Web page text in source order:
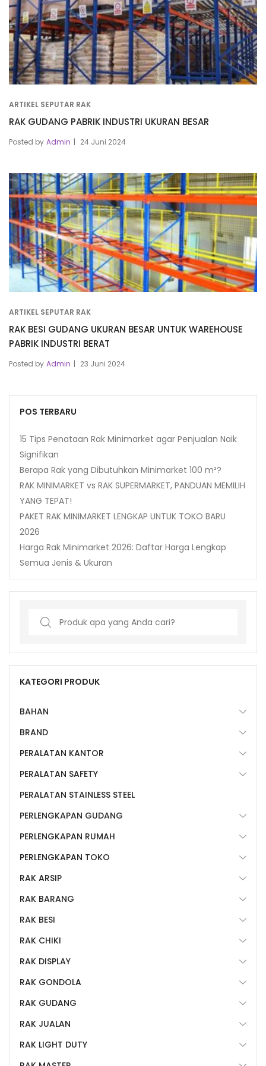
ARTIKEL SEPUTAR RAK
RAK GUDANG PABRIK INDUSTRI UKURAN BESAR
Posted by Admin 24 Juni 2024
ARTIKEL SEPUTAR RAK
RAK BESI GUDANG UKURAN BESAR UNTUK WAREHOUSE
PABRIK INDUSTRI BERAT
Posted by Admin 23 Juni 2024
POS TERBARU
15 Tips Penataan Rak Minimarket agar Penjualan Naik
Signifikan
Berapa Rak yang Dibutuhkan Minimarket 100 m²?
RAK MINIMARKET vs RAK SUPERMARKET, PANDUAN MEMILIH
YANG TEPAT!
PAKET RAK MINIMARKET LENGKAP UNTUK TOKO BARU
2026
Harga Rak Minimarket 2026: Daftar Harga Lengkap
Semua Jenis & Ukuran
Search
KATEGORI PRODUK
BAHAN
BRAND
PERALATAN KANTOR
PERALATAN SAFETY
PERALATAN STAINLESS STEEL
PERLENGKAPAN GUDANG
PERLENGKAPAN RUMAH
PERLENGKAPAN TOKO
RAK ARSIP
RAK BARANG
RAK BESI
RAK CHIKI
RAK DISPLAY
RAK GONDOLA
RAK GUDANG
RAK JUALAN
RAK LIGHT DUTY